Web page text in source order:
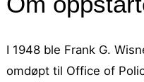
I 1948 ble Frank G.
omdøpt til Office of